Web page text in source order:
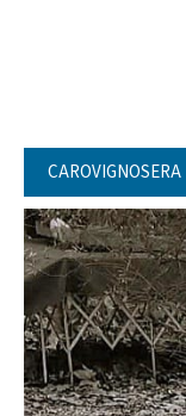
CAROVIGNOSERA